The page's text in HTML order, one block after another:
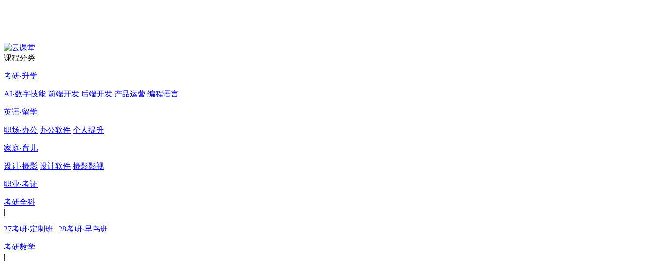
课程分类
考研·升学
AI·数字技能 前端开发 后端开发 产品运营 编程语言
英语·留学
职场·办公 办公软件 个人提升
家庭·育儿
设计·摄影 设计软件 摄影影视
职业·考证
考研全科
|
27考研·定制班 | 28考研·早鸟班
考研数学
|